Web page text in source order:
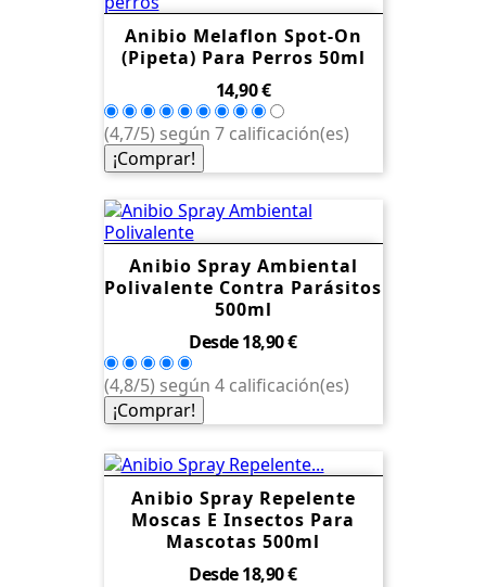
Anibio Melaflon Spot-On
(Pipeta) Para Perros 50ml
Precio
14,90 €
(4,7/5) según 7 calificación(es)
¡Comprar!
Anibio Spray Ambiental
Polivalente Contra Parásitos
500ml
DesdePrecio
18,90 €
(4,8/5) según 4 calificación(es)
¡Comprar!
Anibio Spray Repelente
Moscas E Insectos Para
Mascotas 500ml
DesdePrecio
18,90 €